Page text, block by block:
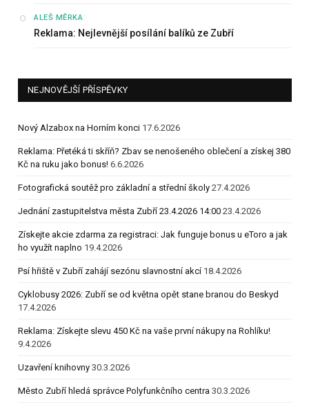
ALEŠ MĚRKA:
Reklama: Nejlevnější posílání balíků ze Zubří
NEJNOVĚJŠÍ PŘÍSPĚVKY
Nový Alzabox na Horním konci 17.6.2026
Reklama: Přetéká ti skříň? Zbav se nenošeného oblečení a získej 380
Kč na ruku jako bonus! 6.6.2026
Fotografická soutěž pro základní a střední školy 27.4.2026
Jednání zastupitelstva města Zubří 23.4.2026 14:00 23.4.2026
Získejte akcie zdarma za registraci: Jak funguje bonus u eToro a jak
ho využít naplno 19.4.2026
Psí hřiště v Zubří zahájí sezónu slavnostní akcí 18.4.2026
Cyklobusy 2026: Zubří se od května opět stane branou do Beskyd
17.4.2026
Reklama: Získejte slevu 450 Kč na vaše první nákupy na Rohlíku!
9.4.2026
Uzavření knihovny 30.3.2026
Město Zubří hledá správce Polyfunkčního centra 30.3.2026